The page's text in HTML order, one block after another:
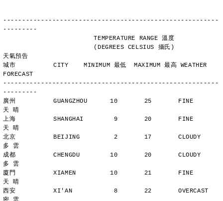
---------------------------------------------------------
---------
                        TEMPERATURE RANGE 溫度
天氣預告
城市          CITY    MINIMUM 最低  MAXIMUM 最高 WEATHER
FORECAST
---------------------------------------------------------
---------
廣州          GUANGZHOU      10       25       FINE
天 晴
上海          SHANGHAI        9       20       FINE
天 晴
北京          BEIJING         2       17       CLOUDY
多 雲
成都          CHENGDU        10       20       CLOUDY
多 雲
廈門          XIAMEN         10       21       FINE
天 晴
西安          XI'AN           8       22       OVERCAST